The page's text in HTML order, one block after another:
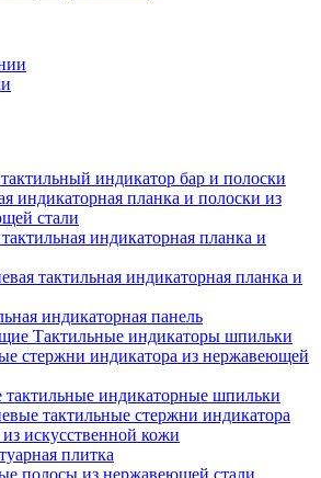
индикатор бар и полоски
индикаторная планка и полоски из
стали
индикаторная планка и
тактильная индикаторная планка и
индикаторная панель
Тактильные индикаторы шпильки
стержни индикатора из нержавеющей
индикаторные шпильки
тактильные стержни индикатора
искусственной кожи
плитка
полосы из нержавеющей стали